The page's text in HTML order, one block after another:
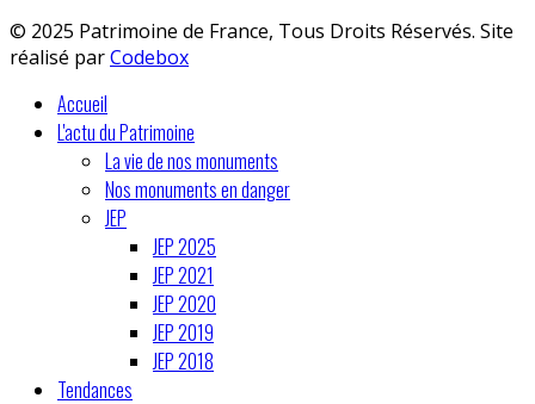
© 2025 Patrimoine de France, Tous Droits Réservés. Site
réalisé parCodebox
Accueil
L'actu du Patrimoine
La vie de nos monuments
Nos monuments en danger
JEP
JEP 2025
JEP 2021
JEP 2020
JEP 2019
JEP 2018
Tendances